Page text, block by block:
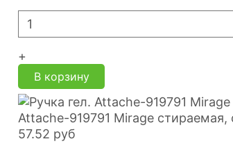
+
В корзину
Attache-919791 Mirage
57.52 руб